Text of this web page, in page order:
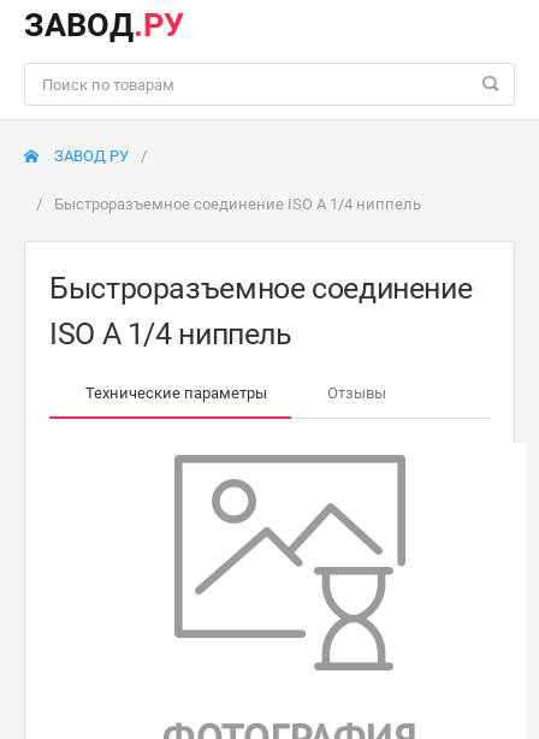
ЗАВОД.РУ
ЗАВОД РУ
Быстроразъемное соединение ISO A 1/4 ниппель
Быстроразъемное соединение
ISO A 1/4 ниппель
Технические параметры Отзывы